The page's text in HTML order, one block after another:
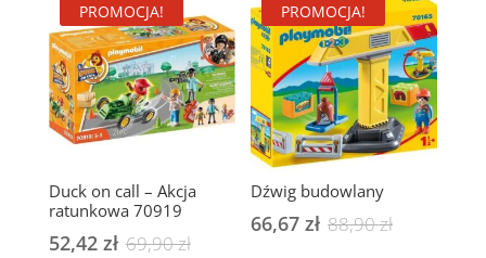
PROMOCJA!
Duck on call – Akcja
ratunkowa 70919
69,90złPierwotna
52,42 zł
Aktualna
PROMOCJA!
Dźwig budowlany
88,90złPierwotna
66,67zł
Aktualna